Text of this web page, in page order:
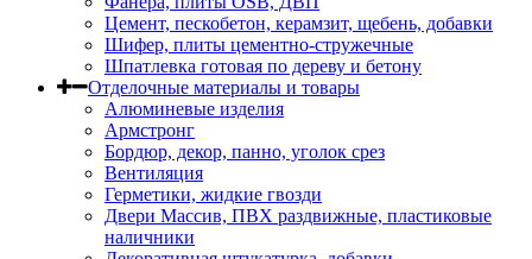
Цемент, пескобетон, керамзит, щебень, добавки
Шифер, плиты цементно-стружечные
Шпатлевка готовая по дереву и бетону
Отделочные материалы и товары
Алюминевые изделия
Армстронг
Бордюр, декор, панно, уголок срез
Вентиляция
Герметики, жидкие гвозди
Двери Массив, ПВХ раздвижные, пластиковые
наличники